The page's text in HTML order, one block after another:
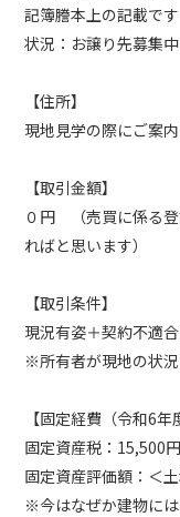
記簿謄本上の記載です
状況：お譲り先募集中
【住所】
現地見学の際にご案内
【取引金額】
０円 （売買に係る登
ればと思います）
【取引条件】
現況有姿＋契約不適
※所有者が現地の状
【固定経費（令和6年
固定資産税：15,500円
固定資産評価額：＜
※今はなぜか建物に